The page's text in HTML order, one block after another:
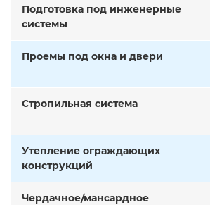
Подготовка под инженерные
системы
Проемы под окна и двери
Стропильная система
Утепление ограждающих
конструкций
Чердачное/мансардное